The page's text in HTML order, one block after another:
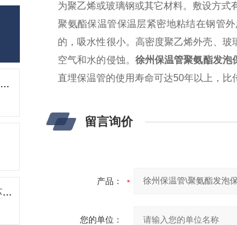
徐州聚氨酯保温管在建筑工程中的应用及优势
徐州聚氨酯保温管制造工艺 江苏保温管生产厂家
为聚乙烯或玻璃钢或其它材料。敷设方式
聚氨酯保温管保温层紧密地粘结在钢管
的，吸水性很小。高密度聚乙烯外壳、
空气和水的侵蚀。 徐州保温管聚氨酯发泡
直埋保温管的使用寿命可达50年以上，比
留言询价
产品：
您的单位：